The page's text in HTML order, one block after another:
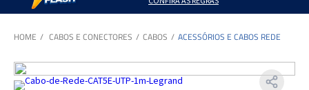
CABOS E CONECTORES CABOS ACESSÓRIOS E CABOS REDE